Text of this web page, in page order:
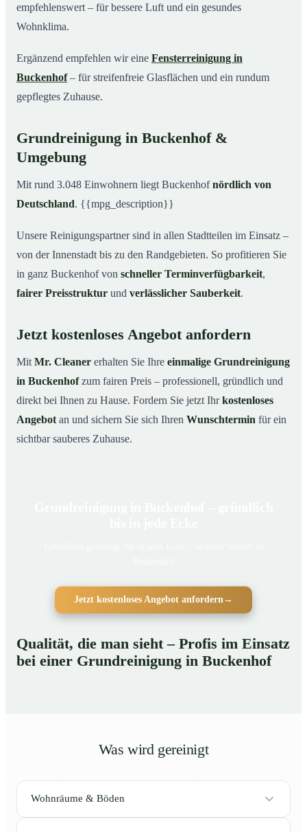
empfehlenswert – für bessere Luft und ein gesundes
Wohnklima.
Ergänzend empfehlen wir eine Fensterreinigung in
Buckenhof– für streifenfreie Glasflächen und ein rundum
gepflegtes Zuhause.
Grundreinigung in Buckenhof &
Umgebung
Mit rund 3.048 Einwohnern liegt Buckenhofnördlich von
Deutschland. {{mpg_description}}
Unsere Reinigungspartner sind in allen Stadtteilen im Einsatz –
von der Innenstadt bis zu den Randgebieten. So profitieren Sie
in ganz Buckenhof von schneller Terminverfügbarkeit,
fairer Preisstruktur und verlässlicher Sauberkeit.
Jetzt kostenloses Angebot anfordern
Mit Mr. Cleaner erhalten Sie Ihre einmalige Grundreinigung
in Buckenhofzum fairen Preis – professionell, gründlich und
direkt bei Ihnen zu Hause. Fordern Sie jetzt Ihrkostenloses
Angebot an und sichern Sie sich Ihren Wunschtermin für ein
sichtbar sauberes Zuhause.
Jetzt kostenloses Angebot anfordern →
Qualität, die man sieht – Profis im Einsatz
bei einer Grundreinigung in Buckenhof
Was wird gereinigt
Wohnräume & Böden